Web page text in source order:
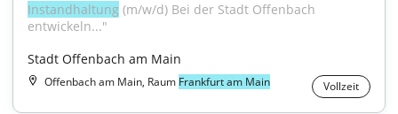
Instandhaltung (m/w/d) Bei der Stadt Offenbach
entwickeln..."
Stadt Offenbach am Main
Offenbach am Main, Raum Frankfurt am Main Vollzeit